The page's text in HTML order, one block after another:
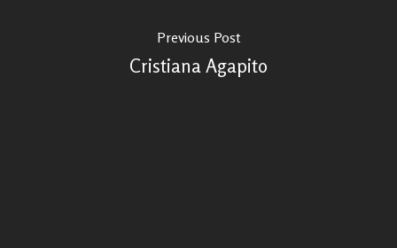
Previous Post
Cristiana Agapito